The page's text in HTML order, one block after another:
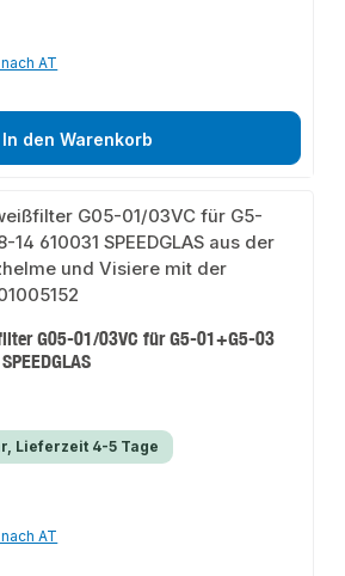
AT
In den Warenkorb
G05-01/03VC für G5-01+G5-03
Lieferzeit 4-5 Tage
AT